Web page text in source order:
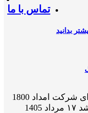
بدانید
تماس با ما
تولید محتوا در زمینه خودرو برای شرکت امداد 1800
در انتظار تائید ویراستار می باشد ۱۷ مرداد 1405